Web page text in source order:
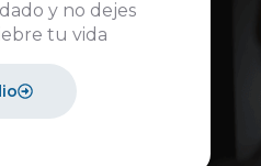
y no dejes
tu vida